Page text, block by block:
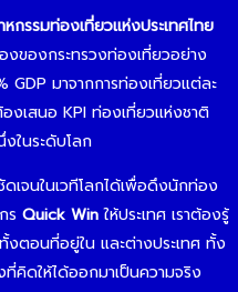
รรมท่องเที่ยวแห่งประเทศไทย
งของกระทรวงท่องเที่ยวอย่าง
GDP มาจากการท่องเที่ยวแต่ละ
งเสนอ KPI ท่องเที่ยวแห่งชาติ
ในระดับโลก
เจนในเวทีโลกได้เพื่อดึงนักท่อง
ร Quick Winให้ประเทศ เราต้องรู้
ทั้งตอนที่อยู่ใน และต่างประเทศ ทั้ง
คิดให้ได้ออกมาเป็นความจริง